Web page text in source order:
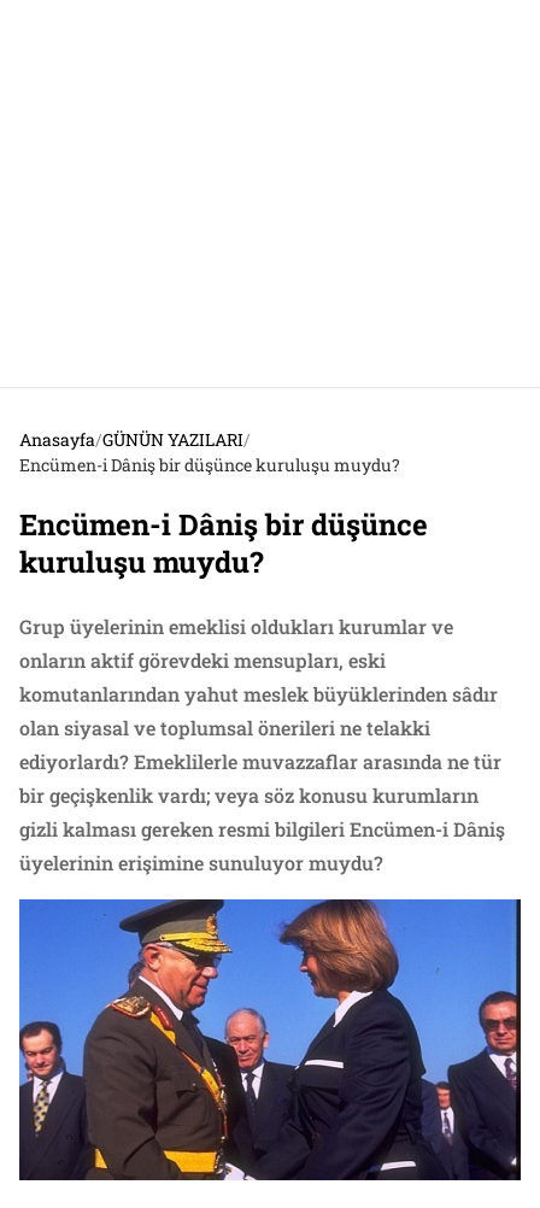
Anasayfa/GÜNÜN YAZILARI/
Encümen-i Dâniş bir düşünce kuruluşu muydu?
Encümen-i Dâniş bir düşünce
kuruluşu muydu?
Grup üyelerinin emeklisi oldukları kurumlar ve
onların aktif görevdeki mensupları, eski
komutanlarından yahut meslek büyüklerinden sâdır
olan siyasal ve toplumsal önerileri ne telakki
ediyorlardı? Emeklilerle muvazzaflar arasında ne tür
bir geçişkenlik vardı; veya söz konusu kurumların
gizli kalması gereken resmi bilgileri Encümen-i Dâniş
üyelerinin erişimine sunuluyor muydu?